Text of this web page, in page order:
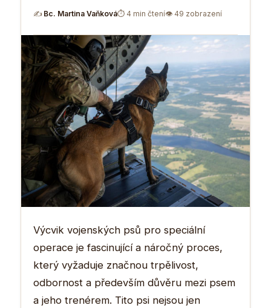
✍ Bc. Martina Vaňková⏱ 4 min čtení👁 49 zobrazení
Výcvik vojenských psů pro speciální
operace je fascinující a náročný proces,
který vyžaduje značnou trpělivost,
odbornost a především důvěru mezi psem
a jeho trenérem. Tito psi nejsou jen